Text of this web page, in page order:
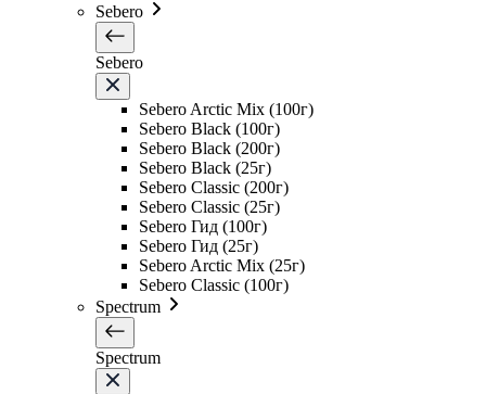
Sebero
Sebero
Sebero Arctic Mix (100г)
Sebero Black (100г)
Sebero Black (200г)
Sebero Black (25г)
Sebero Classic (200г)
Sebero Classic (25г)
Sebero Гид (100г)
Sebero Гид (25г)
Sebero Arctic Mix (25г)
Sebero Classic (100г)
Spectrum
Spectrum